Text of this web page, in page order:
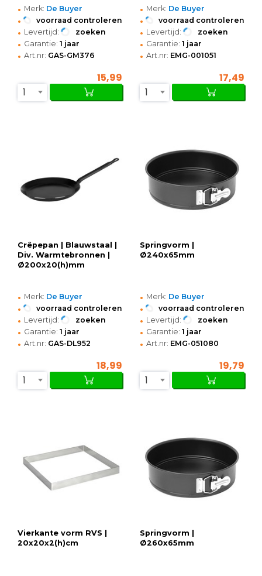
• Merk: De Buyer
• voorraad controleren
• Levertijd: zoeken
• Garantie: 1 jaar
• Art.nr: GAS-GM376
15,99
1
• Merk: De Buyer
• voorraad controleren
• Levertijd: zoeken
• Garantie: 1 jaar
• Art.nr: EMG-001051
17,49
1
Crêpepan | Blauwstaal |
Div. Warmtebronnen |
Ø200x20(h)mm
• Merk: De Buyer
• voorraad controleren
• Levertijd: zoeken
• Garantie: 1 jaar
• Art.nr: GAS-DL952
18,99
1
Springvorm |
Ø240x65mm
• Merk: De Buyer
• voorraad controleren
• Levertijd: zoeken
• Garantie: 1 jaar
• Art.nr: EMG-051080
19,79
1
Vierkante vorm RVS |
20x20x2(h)cm
Springvorm |
Ø260x65mm